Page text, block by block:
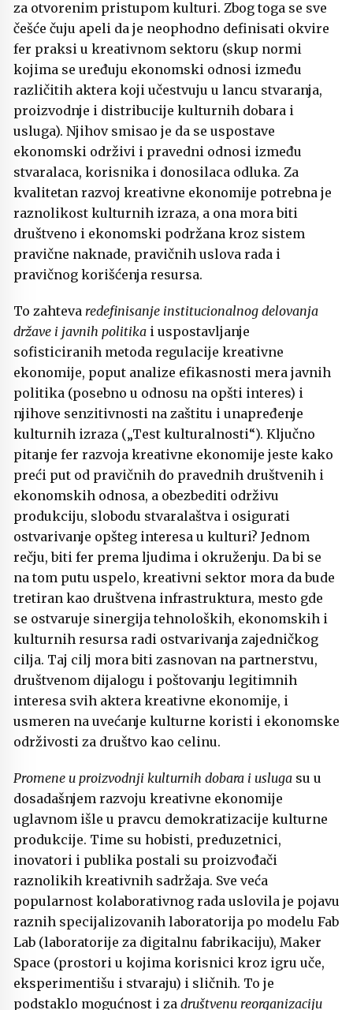
za otvorenim pristupom kulturi. Zbog toga se sve
češće čuju apeli da je neophodno definisati okvire
fer praksi u kreativnom sektoru (skup normi
kojima se uređuju ekonomski odnosi između
različitih aktera koji učestvuju u lancu stvaranja,
proizvodnje i distribucije kulturnih dobara i
usluga). Njihov smisao je da se uspostave
ekonomski održivi i pravedni odnosi između
stvaralaca, korisnika i donosilaca odluka. Za
kvalitetan razvoj kreativne ekonomije potrebna je
raznolikost kulturnih izraza, a ona mora biti
društveno i ekonomski podržana kroz sistem
pravične naknade, pravičnih uslova rada i
pravičnog korišćenja resursa.
To zahteva redefinisanje institucionalnog delovanja
države i javnih politika i uspostavljanje
sofisticiranih metoda regulacije kreativne
ekonomije, poput analize efikasnosti mera javnih
politika (posebno u odnosu na opšti interes) i
njihove senzitivnosti na zaštitu i unapređenje
kulturnih izraza („Test kulturalnosti“). Ključno
pitanje fer razvoja kreativne ekonomije jeste kako
preći put od pravičnih do pravednih društvenih i
ekonomskih odnosa, a obezbediti održivu
produkciju, slobodu stvaralaštva i osigurati
ostvarivanje opšteg interesa u kulturi? Jednom
rečju, biti fer prema ljudima i okruženju. Da bi se
na tom putu uspelo, kreativni sektor mora da bude
tretiran kao društvena infrastruktura, mesto gde
se ostvaruje sinergija tehnoloških, ekonomskih i
kulturnih resursa radi ostvarivanja zajedničkog
cilja. Taj cilj mora biti zasnovan na partnerstvu,
društvenom dijalogu i poštovanju legitimnih
interesa svih aktera kreativne ekonomije, i
usmeren na uvećanje kulturne koristi i ekonomske
održivosti za društvo kao celinu.
Promene u proizvodnji kulturnih dobara i usluga su u
dosadašnjem razvoju kreativne ekonomije
uglavnom išle u pravcu demokratizacije kulturne
produkcije. Time su hobisti, preduzetnici,
inovatori i publika postali su proizvođači
raznolikih kreativnih sadržaja. Sve veća
popularnost kolaborativnog rada uslovila je pojavu
raznih specijalizovanih laboratorija po modelu Fab
Lab (laboratorije za digitalnu fabrikaciju), Maker
Space (prostori u kojima korisnici kroz igru uče,
eksperimentišu i stvaraju) i sličnih. To je
podstaklo mogućnost i za društvenu reorganizaciju